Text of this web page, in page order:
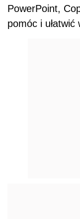
PowerPoint,
pomóc i